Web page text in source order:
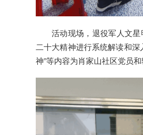
活动现场，退役军人文
二十大精神进行系统解读和
神”等内容为肖家山社区党员和